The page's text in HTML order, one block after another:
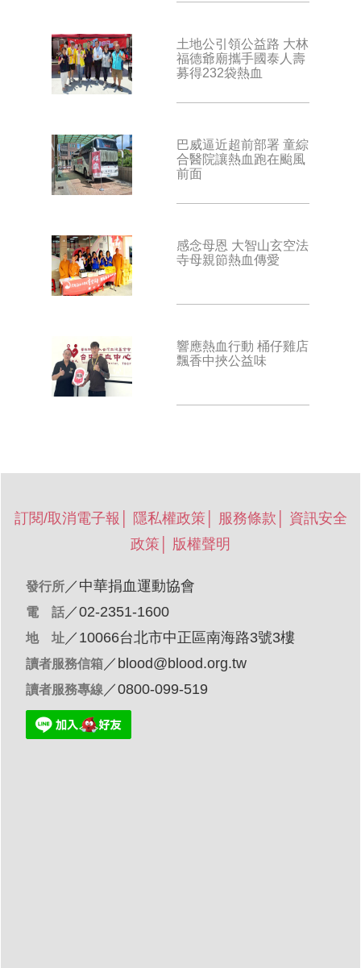
土地公引領公益路 大林
福德爺廟攜手國泰人壽
募得232袋熱血
巴威逼近超前部署 童綜
合醫院讓熱血跑在颱風
前面
感念母恩 大智山玄空法
寺母親節熱血傳愛
響應熱血行動 桶仔雞店
飄香中挾公益味
訂閱/取消電子報 隱私權政策 服務條款
資訊安全
政策
版權聲明
發行所／ 中華捐血運動協會
電 話／02-2351-1600
地 址／10066台北市中正區南海路3號3樓
讀者服務信箱／ blood@blood.org.tw
讀者服務專線 ／0800-099-519